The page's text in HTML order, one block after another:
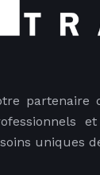
partenaire
uniques